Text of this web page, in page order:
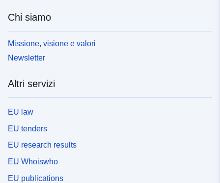
Chi siamo
Missione, visione e valori
Newsletter
Altri servizi
EU law
EU tenders
EU research results
EU Whoiswho
EU publications